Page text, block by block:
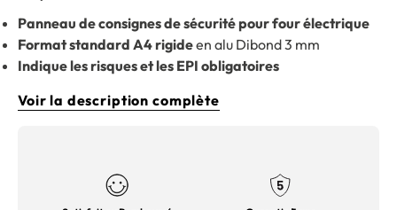
Panneau de consignes de sécurité pour four électrique
Format standard A4 rigideen alu Dibond 3 mm
Indique les risques et les EPI obligatoires
Voir la description complète